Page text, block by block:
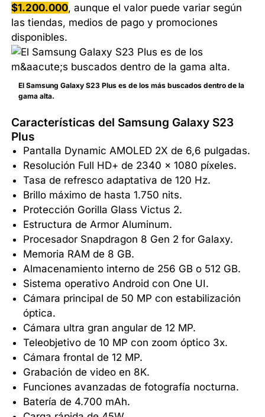
$1.200.000, aunque el valor puede variar según
las tiendas, medios de pago y promociones
disponibles.
El Samsung Galaxy S23 Plus es de los más buscados dentro de la
gama alta.
Características del Samsung Galaxy S23
Plus
Pantalla Dynamic AMOLED 2X de 6,6 pulgadas.
Resolución Full HD+ de 2340 x 1080 píxeles.
Tasa de refresco adaptativa de 120 Hz.
Brillo máximo de hasta 1.750 nits.
Protección Gorilla Glass Victus 2.
Estructura de Armor Aluminum.
Procesador Snapdragon 8 Gen 2 for Galaxy.
Memoria RAM de 8 GB.
Almacenamiento interno de 256 GB o 512 GB.
Sistema operativo Android con One UI.
Cámara principal de 50 MP con estabilización
óptica.
Cámara ultra gran angular de 12 MP.
Teleobjetivo de 10 MP con zoom óptico 3x.
Cámara frontal de 12 MP.
Grabación de video en 8K.
Funciones avanzadas de fotografía nocturna.
Batería de 4.700 mAh.